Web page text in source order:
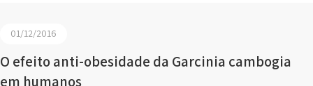
01/12/2016
O efeito anti-obesidade da Garcinia cambogia
em humanos